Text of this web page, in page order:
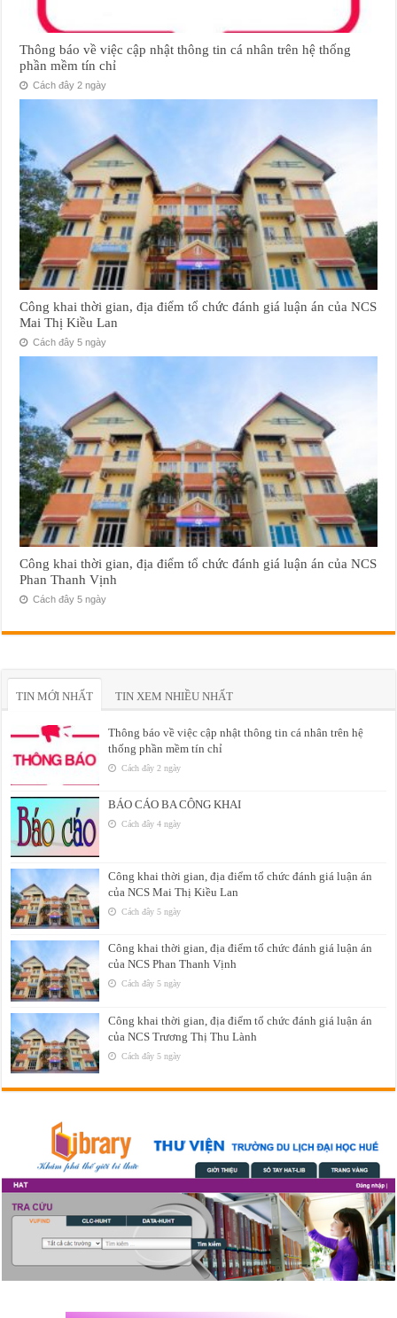
Thông báo về việc cập nhật thông tin cá nhân trên hệ thống
phần mềm tín chỉ
Cách đây 2 ngày
Công khai thời gian, địa điểm tổ chức đánh giá luận án của NCS
Mai Thị Kiều Lan
Cách đây 5 ngày
Công khai thời gian, địa điểm tổ chức đánh giá luận án của NCS
Phan Thanh Vịnh
Cách đây 5 ngày
TIN MỚI NHẤT TIN XEM NHIỀU NHẤT
Thông báo về việc cập nhật thông tin cá nhân trên hệ
thống phần mềm tín chỉ
Cách đây 2 ngày
BÁO CÁO BA CÔNG KHAI
Cách đây 4 ngày
Công khai thời gian, địa điểm tổ chức đánh giá luận án
của NCS Mai Thị Kiều Lan
Cách đây 5 ngày
Công khai thời gian, địa điểm tổ chức đánh giá luận án
của NCS Phan Thanh Vịnh
Cách đây 5 ngày
Công khai thời gian, địa điểm tổ chức đánh giá luận án
của NCS Trương Thị Thu Lành
Cách đây 5 ngày